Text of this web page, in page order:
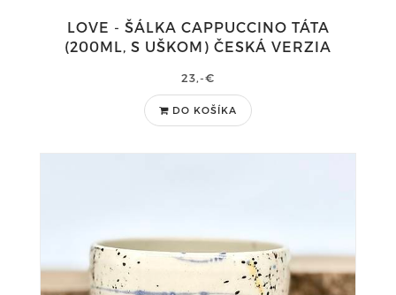
LOVE - ŠÁLKA CAPPUCCINO TÁTA
(200ML, S UŠKOM) ČESKÁ VERZIA
23,-€
DO KOŠÍKA